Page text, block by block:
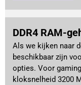
DDR4 RAM-
Als we kijken naar
beschikbaar zijn
opties. Voor
kloksnelheid 3200